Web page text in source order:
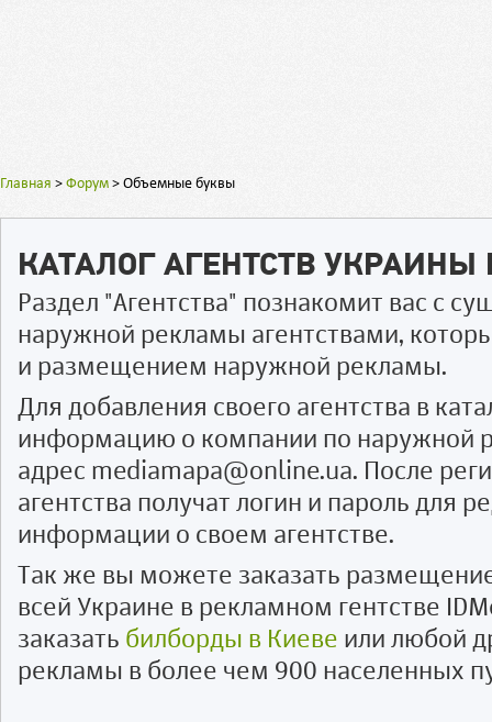
Главная > Форум > Объемные буквы
КАТАЛОГ АГЕНТСТВ
Раздел "Агентства" познакомит вас с
наружной рекламы агентствами,
и размещением наружной рекламы.
Для добавления своего агентства в
информацию о компании по наружной
адрес mediamapa@online.ua. После
агентства получат логин и пароль для
информации о своем агентстве.
Так же вы можете заказать
всей Украине в рекламном гентстве
заказать билборды в Киеве или любой
рекламы в более чем 900 населенных